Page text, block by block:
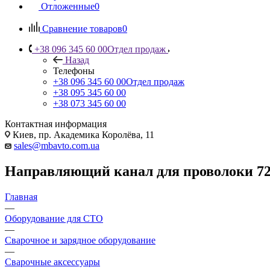
Отложенные0
Сравнение товаров0
+38 096 345 60 00Отдел продаж
Назад
Телефоны
+38 096 345 60 00Отдел продаж
+38 095 345 60 00
+38 073 345 60 00
Контактная информация
Киев, пр. Академика Королёва, 11
sales@mbavto.com.ua
Направляющий канал для проволоки
Главная
—
Оборудование для СТО
—
Сварочное и зарядное оборудование
—
Сварочные аксессуары